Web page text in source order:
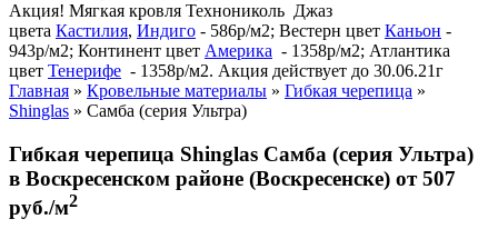
Акция! Мягкая кровля Технониколь Джаз
цвета Кастилия, Индиго - 586р/м2; Вестерн цвет Каньон -
943р/м2; Континент цвет Америка - 1358р/м2; Атлантика
цвет Тенерифе - 1358р/м2. Акция действует до 30.06.21г
Главная » Кровельные материалы » Гибкая черепица »
Shinglas » Самба (серия Ультра)
Гибкая черепица Shinglas Самба (серия Ультра)
в Воскресенском районе (Воскресенске) от 507
руб./м2